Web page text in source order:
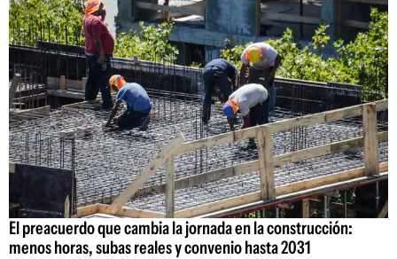
El preacuerdo que cambia la jornada en la construcción:
menos horas, subas reales y convenio hasta 2031